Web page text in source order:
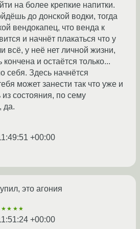
на более крепкие напитки.
до донской водки, тогда
вендокапец, что венда к
и начнёт плакаться что у
всё, у неё нет личной жизни,
кончена и остаётся только...
себя. Здесь начнётся
может занести так что уже и
состояния, по сему
да.
+00:00
это агония
+00:00